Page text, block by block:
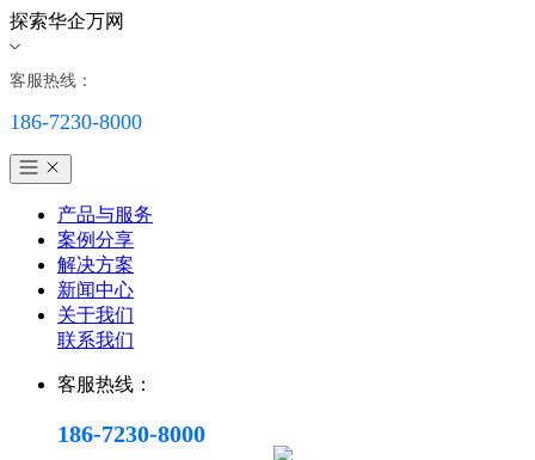
探索华企万网
客服热线：
186-7230-8000
产品与服务
案例分享
解决方案
新闻中心
关于我们
联系我们
客服热线：
186-7230-8000